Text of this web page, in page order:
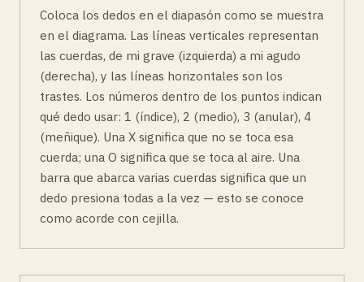
Coloca los dedos en el diapasón como se muestra
en el diagrama. Las líneas verticales representan
las cuerdas, de mi grave (izquierda) a mi agudo
(derecha), y las líneas horizontales son los
trastes. Los números dentro de los puntos indican
qué dedo usar: 1 (índice), 2 (medio), 3 (anular), 4
(meñique). Una X significa que no se toca esa
cuerda; una O significa que se toca al aire. Una
barra que abarca varias cuerdas significa que un
dedo presiona todas a la vez — esto se conoce
como acorde con cejilla.